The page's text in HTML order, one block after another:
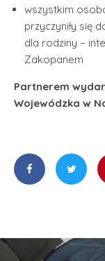
wszystkim
przyczyniły się
dla rodziny –
Zakopanem
Partnerem
Wojewódzka w